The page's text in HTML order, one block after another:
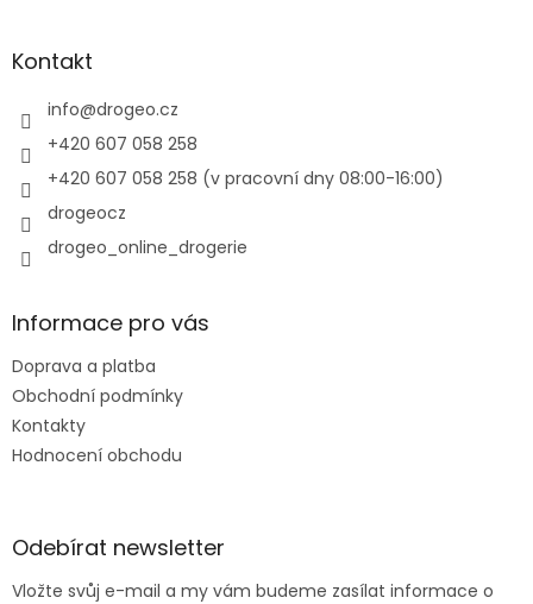
aKontakt
info@drogeo.cz
+420 607 058 258
+420 607 058 258 (v pracovní dny 08:00-16:00)
drogeocz
drogeo_online_drogerie
Informace pro vás
Doprava a platba
Obchodní podmínky
Kontakty
Hodnocení obchodu
Odebírat newsletter
Vložte svůj e-mail a my vám budeme zasílat informace o